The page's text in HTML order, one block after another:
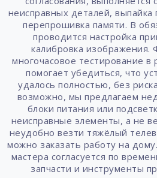
неисправных деталей,
перепрошивка памяти. В
проводится настройка
калибровка изображения.
многочасовое тестирование
помогает убедиться, что
удалось полностью, без
возможно, мы предлагаем
блоки питания или
неисправные элементы, а не
неудобно везти тяжёлый
можно заказать работу на
мастера согласуется по
запчасти и инструменты